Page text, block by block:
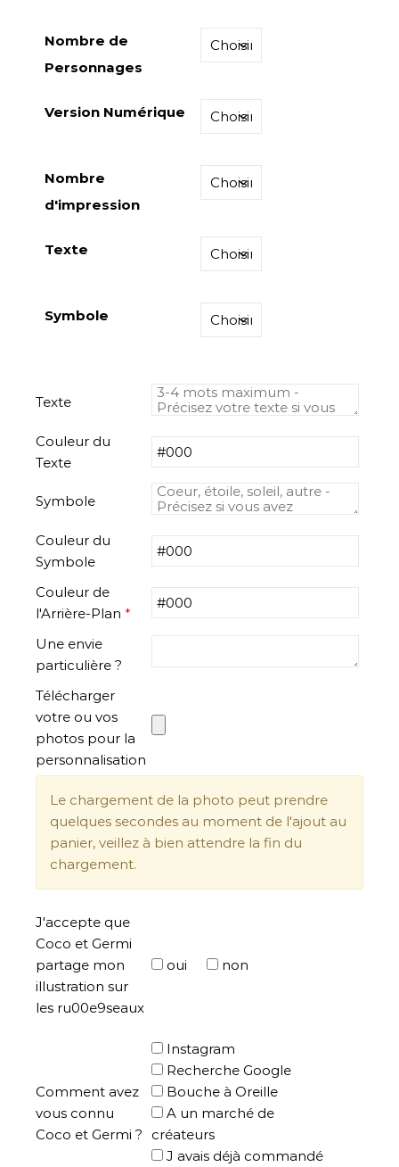
Nombre de
Personnages
Version Numérique
Nombre
d'impression
Texte
Symbole
Texte
Couleur du
Texte
Symbole
Couleur du
Symbole
Couleur de
l'Arrière-Plan *
Une envie
particulière ?
Télécharger
votre ou vos
photos pour la
personnalisation
Le chargement de la photo peut prendre
quelques secondes au moment de l'ajout au
panier, veillez à bien attendre la fin du
chargement.
J'accepte que
Coco et Germi
partage mon
illustration sur
les ru00e9seaux
oui non
Comment avez
vous connu
Coco et Germi ?
Instagram
Recherche Google
Bouche à Oreille
A un marché de
créateurs
J avais déjà commandé